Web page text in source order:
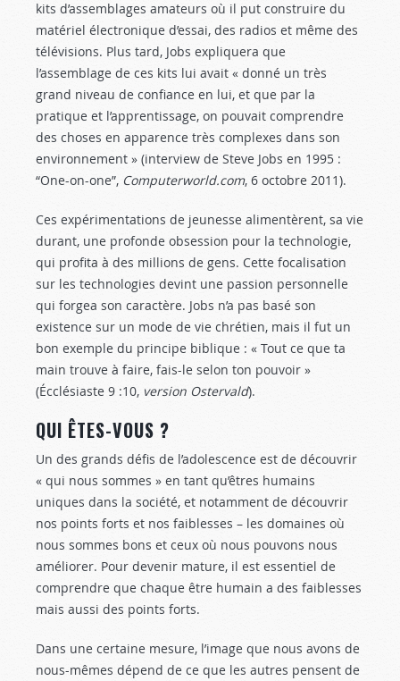
kits d’assemblages amateurs où il put construire du
matériel électronique d’essai, des ra­dios et même des
télévisions. Plus tard, Jobs expliquera que
l’assemblage de ces kits lui avait « donné un très
grand niveau de confiance en lui, et que par la
pratique et l’apprentissage, on pouvait comprendre
des choses en apparence très complexes dans son
environnement » (interview de Steve Jobs en 1995 :
“One-on-one”, Com­puterworld.com, 6 octobre 2011).
Ces expérimentations de jeunesse alimentèrent, sa vie
durant, une profonde obsession pour la technologie,
qui profita à des millions de gens. Cette focalisation
sur les technologies devint une passion personnelle
qui for­gea son caractère. Jobs n’a pas basé son
existence sur un mode de vie chrétien, mais il fut un
bon exemple du prin­cipe biblique : « Tout ce que ta
main trouve à faire, fais-le selon ton pouvoir »
(Écclésiaste 9 :10, version Ostervald).
QUI ÊTES-VOUS ?
Un des grands défis de l’adolescence est de découvrir
« qui nous sommes » en tant qu’êtres humains
uniques dans la société, et notamment de découvrir
nos points forts et nos faiblesses – les domaines où
nous sommes bons et ceux où nous pouvons nous
améliorer. Pour de­venir mature, il est essentiel de
comprendre que chaque être humain a des faiblesses
mais aussi des points forts.
Dans une certaine mesure, l’image que nous avons de
nous-mêmes dépend de ce que les autres pensent de